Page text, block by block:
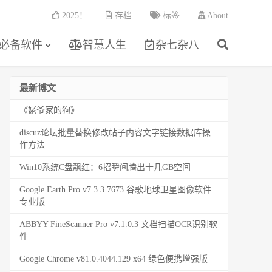
备软件 智慧人生 杂七杂八
2025！ 存档 标签 About
最新博文
《姥爷家的狗》
discuz论坛批量替换修改帖子内容文字链接数据库操
作方法
Win10系统C盘飘红：6招瞬间腾出十几GB空间
Google Earth Pro v7.3.3.7673 谷歌地球卫星图像软件
专业版
ABBYY FineScanner Pro v7.1.0.3 文档扫描OCR识别软
件
Google Chrome v81.0.4044.129 x64 绿色便携增强版